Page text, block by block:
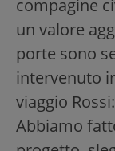
compagine
un valore
porte sono
intervenuto
viaggio
Abbiamo